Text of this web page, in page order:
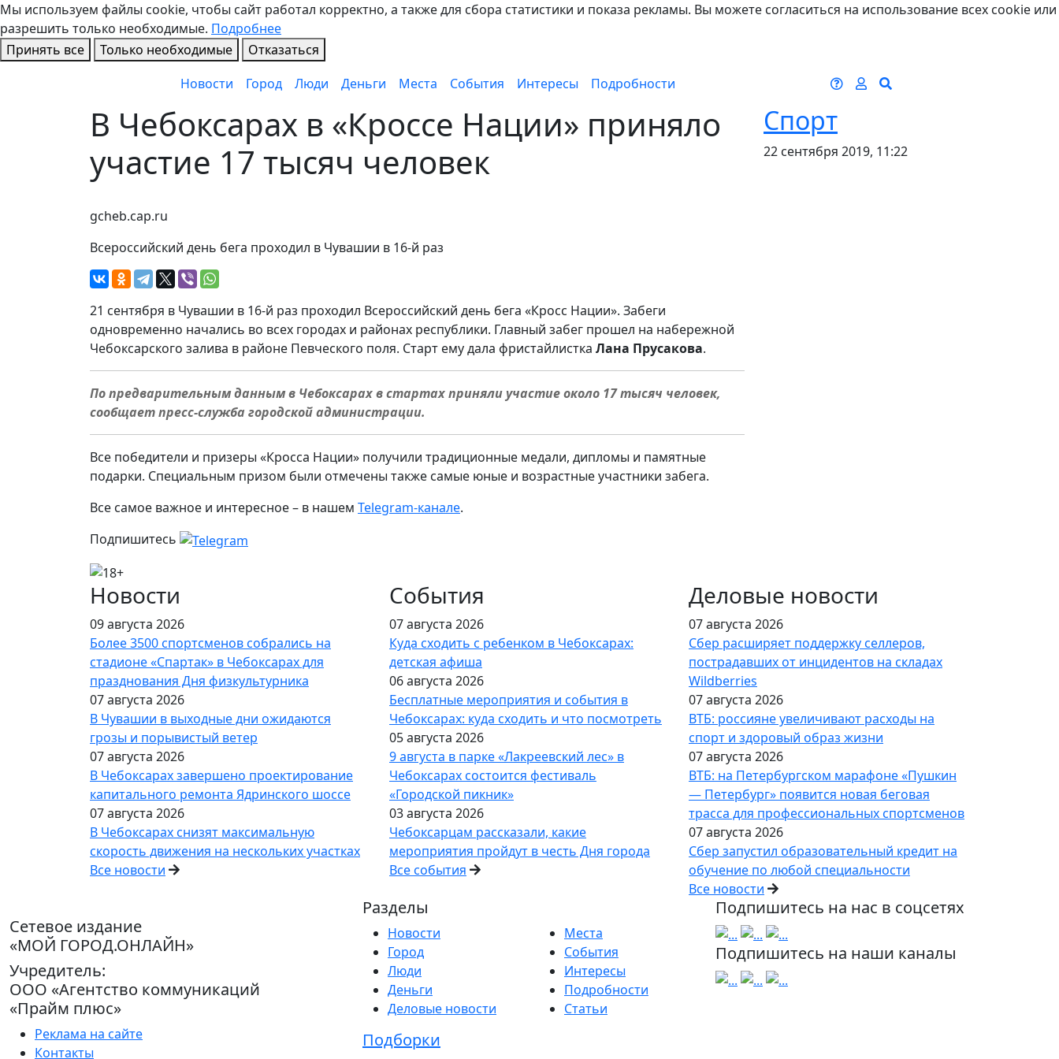
Мы используем файлы cookie, чтобы сайт работал корректно, а также для сбора статистики и показа рекламы. Вы можете согласиться на использование всех cookie или
разрешить только необходимые. Подробнее
Принять все
Только необходимые
Отказаться
Новости
Город Люди Деньги Места События Интересы Подробности
В Чебоксарах в «Кроссе Нации» приняло
участие 17 тысяч человек
Спорт
22 сентября 2019, 11:22
gcheb.cap.ru
Всероссийский день бега проходил в Чувашии в 16-й раз
21 сентября в Чувашии в 16-й раз проходил Всероссийский день бега «Кросс Нации». Забеги
одновременно начались во всех городах и районах республики. Главный забег прошел на набережной
Чебоксарского залива в районе Певческого поля. Старт ему дала фристайлистка Лана Прусакова.
По предварительным данным в Чебоксарах в стартах приняли участие около 17 тысяч человек,
сообщает пресс-служба городской администрации.
Все победители и призеры «Кросса Нации» получили традиционные медали, дипломы и памятные
подарки. Специальным призом были отмечены также самые юные и возрастные участники забега.
Все самое важное и интересное – в нашем Telegram-канале.
Подпишитесь
Новости
09 августа 2026
Более 3500 спортсменов собрались на
стадионе «Спартак» в Чебоксарах для
празднования Дня физкультурника
07 августа 2026
В Чувашии в выходные дни ожидаются
грозы и порывистый ветер
07 августа 2026
В Чебоксарах завершено проектирование
капитального ремонта Ядринского шоссе
07 августа 2026
В Чебоксарах снизят максимальную
скорость движения на нескольких участках
Все новости
События
07 августа 2026
Куда сходить с ребенком в Чебоксарах:
детская афиша
06 августа 2026
Бесплатные мероприятия и события в
Чебоксарах: куда сходить и что посмотреть
05 августа 2026
9 августа в парке «Лакреевский лес» в
Чебоксарах состоится фестиваль
«Городской пикник»
03 августа 2026
Чебоксарцам рассказали, какие
мероприятия пройдут в честь Дня города
Все события
Деловые новости
07 августа 2026
Сбер расширяет поддержку селлеров,
пострадавших от инцидентов на складах
Wildberries
07 августа 2026
ВТБ: россияне увеличивают расходы на
спорт и здоровый образ жизни
07 августа 2026
ВТБ: на Петербургском марафоне «Пушкин
— Петербург» появится новая беговая
трасса для профессиональных спортсменов
07 августа 2026
Сбер запустил образовательный кредит на
обучение по любой специальности
Все новости
Сетевое издание
«МОЙ ГОРОД.ОНЛАЙН»
Учредитель:
ООО «Агентство коммуникаций
«Прайм плюс»
Реклама на сайте
Контакты
Разделы
Новости
Город
Люди
Деньги
Деловые новости
Места
События
Интересы
Подробности
Статьи
Подборки
Подпишитесь на нас в соцсетях
Подпишитесь на наши каналы